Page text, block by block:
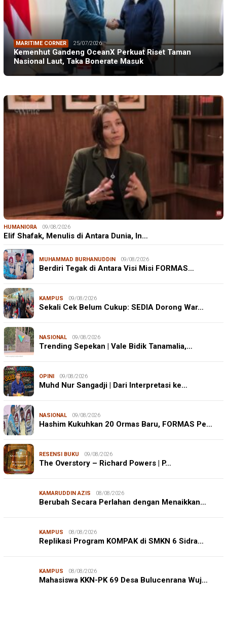
MARITIME CORNER 25/07/2026
Kemenhut Gandeng OceanX Perkuat Riset Taman
Nasional Laut, Taka Bonerate Masuk
HUMANIORA 09/08/2026
Elif Shafak, Menulis di Antara Dunia, In…
MUHAMMAD BURHANUDDIN 09/08/2026
Berdiri Tegak di Antara Visi Misi FORMAS…
KAMPUS 09/08/2026
Sekali Cek Belum Cukup: SEDIA Dorong War…
NASIONAL 09/08/2026
Trending Sepekan | Vale Bidik Tanamalia,…
OPINI 09/08/2026
Muhd Nur Sangadji | Dari Interpretasi ke…
NASIONAL 09/08/2026
Hashim Kukuhkan 20 Ormas Baru, FORMAS Pe…
RESENSI BUKU 09/08/2026
The Overstory – Richard Powers | P…
KAMARUDDIN AZIS 08/08/2026
Berubah Secara Perlahan dengan Menaikkan…
KAMPUS 08/08/2026
Replikasi Program KOMPAK di SMKN 6 Sidra…
KAMPUS 08/08/2026
Mahasiswa KKN-PK 69 Desa Bulucenrana Wuj…
JURNALISME WARGA 08/08/2026